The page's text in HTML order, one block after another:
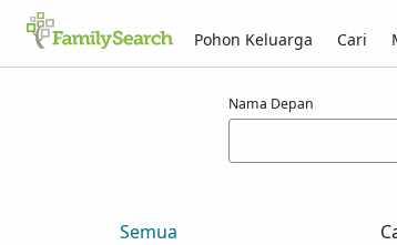
Pohon Keluarga Cari
Nama Depan
Semua